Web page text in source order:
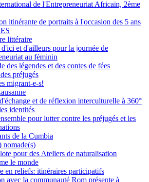
de l'Entrepreneuriat Africain, 2ème
itinérante de portraits à l'occasion des 5 ans
littéraire
d'ici et d'ailleurs pour la journée de
au féminin
des légendes et des contes de fées
préjugés
migrant-e-s!
et de réflexion interculturelle à 360°
identités
pour lutter contre les préjugés et les
de la Cumbia
nomade(s)
pour des Ateliers de naturalisation
le monde
en reliefs: itinéraires participatifs
avec la communauté Rom présente à